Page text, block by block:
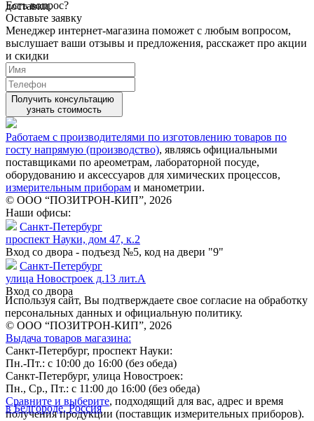
доставки.
Есть вопрос?
Оставьте заявку
Менеджер интернет-магазина поможет с любым вопросом,
выслушает ваши отзывы и предложения, расскажет про акции
и скидки
Получить консультацию
узнать стоимость
Работаем с производителями по изготовлению товаров по
госту напрямую (производство), являясь официальными
поставщиками по ареометрам, лабораторной посуде,
оборудованию и аксессуаров для химических процессов,
измерительным приборам и манометрии.
© ООО “ПОЗИТРОН-КИП”, 2026
Наши офисы:
Санкт-Петербург
проспект Науки, дом 47, к.2
Вход со двора - подъезд №5, код на двери "9"
Санкт-Петербург
улица Новостроек д.13 лит.А
Вход со двора
Используя сайт, Вы подтверждаете свое согласие на обработку
персональных данных и официальную политику.
© ООО “ПОЗИТРОН-КИП”, 2026
Выдача товаров магазина:
Санкт-Петербург, проспект Науки:
Пн.-Пт.: с 10:00 до 16:00 (без обеда)
Санкт-Петербург, улица Новостроек:
Пн., Ср., Пт.: с 11:00 до 16:00 (без обеда)
Сравните и выберите, подходящий для вас, адрес и время
получения продукции (поставщик измерительных приборов).
в Белгороде, Россия